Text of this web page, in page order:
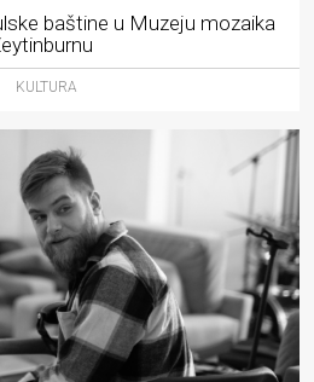
baštine u Muzeju mozaika
KULTURA